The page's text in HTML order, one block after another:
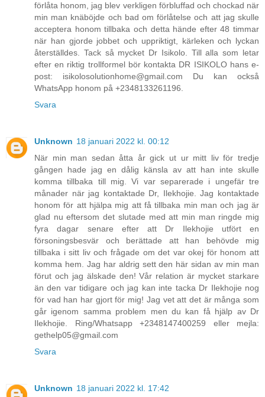
förlåta honom, jag blev verkligen förbluffad och chockad när
min man knäböjde och bad om förlåtelse och att jag skulle
acceptera honom tillbaka och detta hände efter 48 timmar
när han gjorde jobbet och uppriktigt, kärleken och lyckan
återställdes. Tack så mycket Dr Isikolo. Till alla som letar
efter en riktig trollformel bör kontakta DR ISIKOLO hans e-
post: isikolosolutionhome@gmail.com Du kan också
WhatsApp honom på +2348133261196.
Svara
Unknown 18 januari 2022 kl. 00:12
När min man sedan åtta år gick ut ur mitt liv för tredje
gången hade jag en dålig känsla av att han inte skulle
komma tillbaka till mig. Vi var separerade i ungefär tre
månader när jag kontaktade Dr, Ilekhojie. Jag kontaktade
honom för att hjälpa mig att få tillbaka min man och jag är
glad nu eftersom det slutade med att min man ringde mig
fyra dagar senare efter att Dr Ilekhojie utfört en
försoningsbesvär och berättade att han behövde mig
tillbaka i sitt liv och frågade om det var okej för honom att
komma hem. Jag har aldrig sett den här sidan av min man
förut och jag älskade den! Vår relation är mycket starkare
än den var tidigare och jag kan inte tacka Dr Ilekhojie nog
för vad han har gjort för mig! Jag vet att det är många som
går igenom samma problem men du kan få hjälp av Dr
Ilekhojie. Ring/Whatsapp +2348147400259 eller mejla:
gethelp05@gmail.com
Svara
Unknown 18 januari 2022 kl. 17:42